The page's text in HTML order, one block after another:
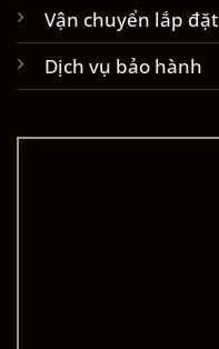
Vận chuyển lắp đặt
Dịch vụ bảo hành